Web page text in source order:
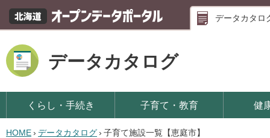
データカタロ
データカタログ
くらし・手続き 子育て・教育 健
HOME› データカタログ› 子育て施設一覧【恵庭市】